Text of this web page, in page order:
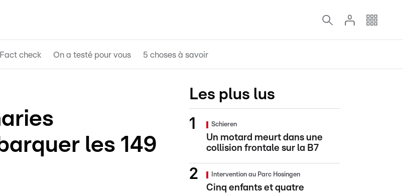
Fact check On a testé pour vous 5 choses à savoir
les 149
Les plus lus
Schieren
Un motard meurt dans une
collision frontale sur la B7
Intervention au Parc Hosingen
Cinq enfants et quatre